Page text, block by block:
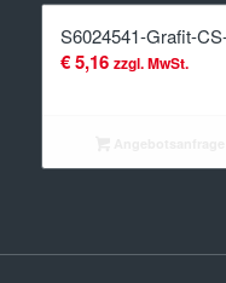
S6024541-Grafit-
€5,16 zzgl. MwSt.